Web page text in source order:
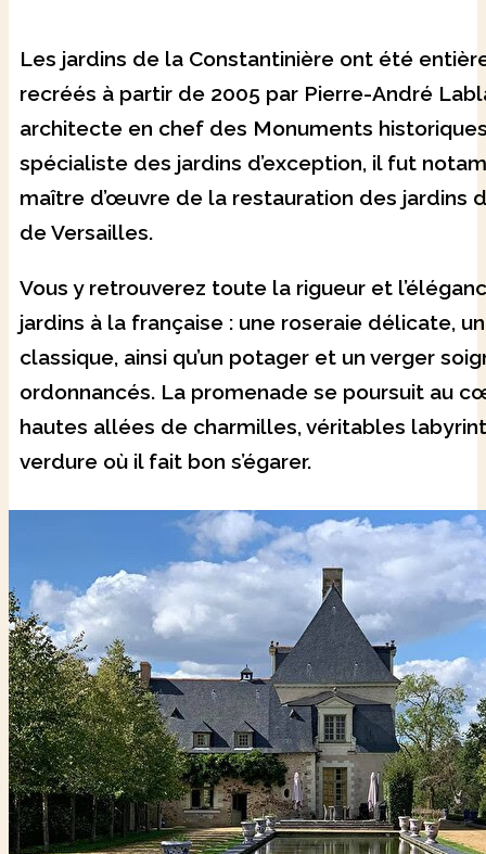
Les jardins de la Constantinière ont été
recréés à partir de 2005 par Pierre-André
architecte en chef des Monuments
spécialiste des jardins d’exception, il fut
maître d’œuvre de la restauration des jardins
de Versailles.
Vous y retrouverez toute la rigueur et
jardins à la française : une roseraie délicate,
classique, ainsi qu’un potager et un verger
ordonnancés. La promenade se poursuit au
hautes allées de charmilles, véritables
verdure où il fait bon s’égarer.